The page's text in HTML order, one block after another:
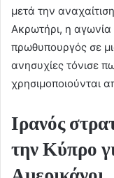
μετά την
Ακρωτήρι, η αγωνία
πρωθυπουργός σε
ανησυχίες τόνισε
χρησιμοποιούνται
Ιρανός
την Κύπρο